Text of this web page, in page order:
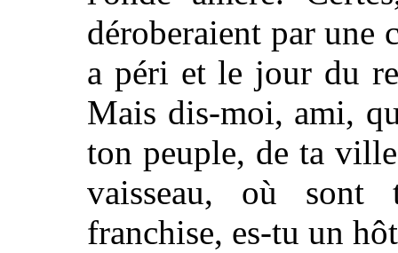
déroberaient par une
a péri et le jour du
Mais dis-moi, ami,
ton peuple, de ta
vaisseau, où sont
franchise, es-tu un